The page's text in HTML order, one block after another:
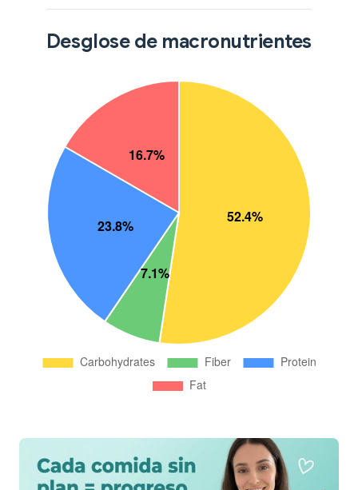
Desglose de macronutrientes